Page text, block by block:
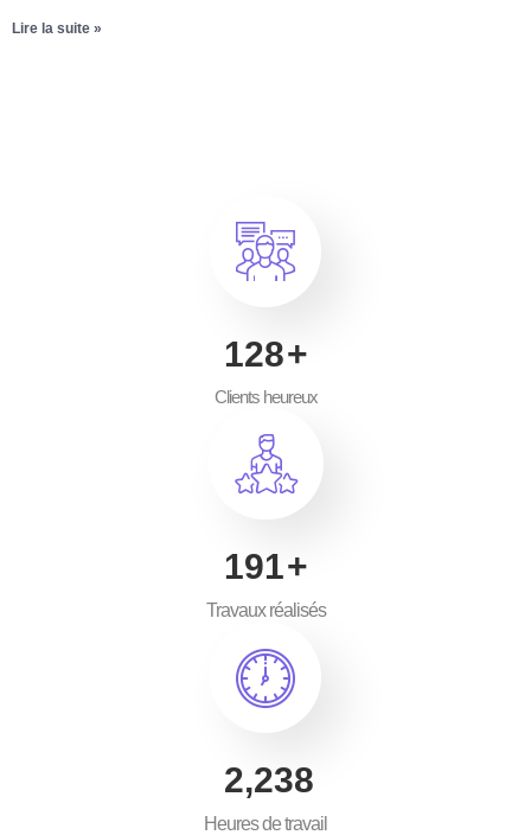
Lire la suite »
200+
Clients heureux
300+
Travaux réalisés
3,500
Heures de travail